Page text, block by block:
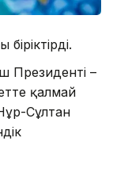
Президенті –
қалмай
Сұлтан